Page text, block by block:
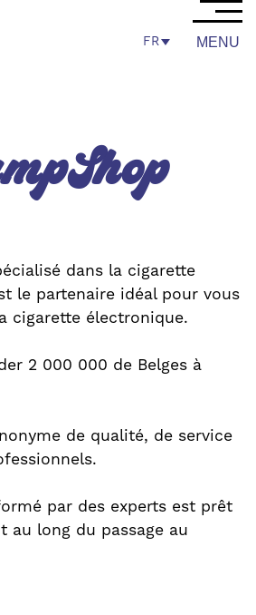
FR MENU
dans la cigarette
le partenaire idéal pour vous
cigarette électronique.
2 000 000 de Belges à
de qualité, de service
par des experts est prêt
au long du passage au